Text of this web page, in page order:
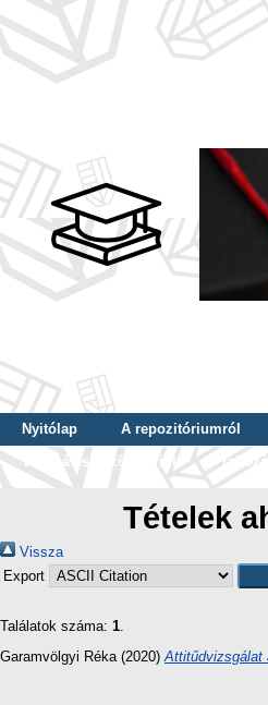
Nyitólap A repozitóriumról
Tallózás szerző szerint
Tételek
Vissza
Export
Találatok száma: 1.
Garamvölgyi Réka (2020) Attitűdvizsgálat